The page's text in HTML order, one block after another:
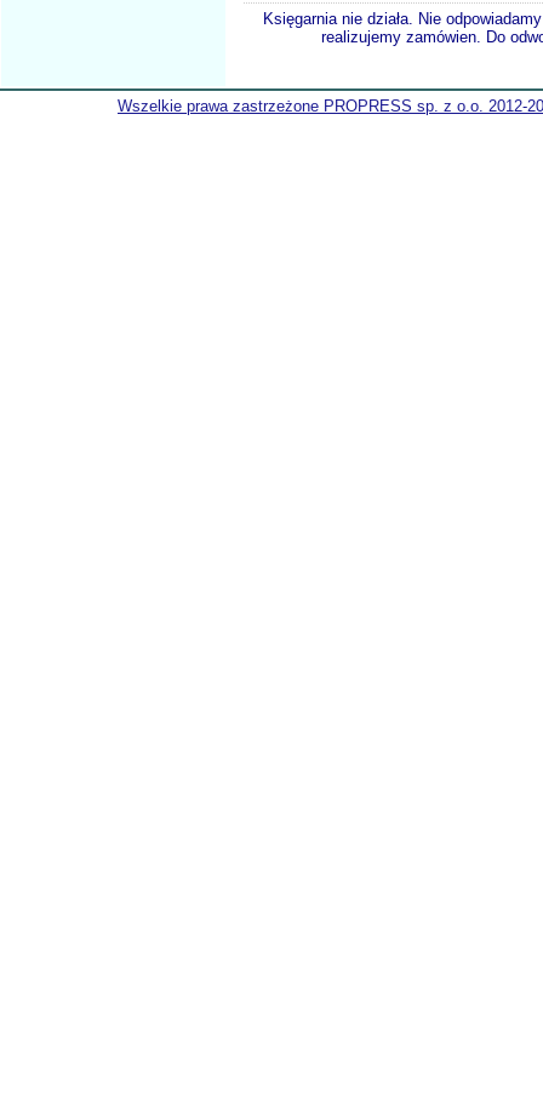
Księgarnia nie działa. Nie
realizujemy zamówien. Do
Wszelkie prawa zastrzeżone PROPRESS sp. z o.o. 2012-